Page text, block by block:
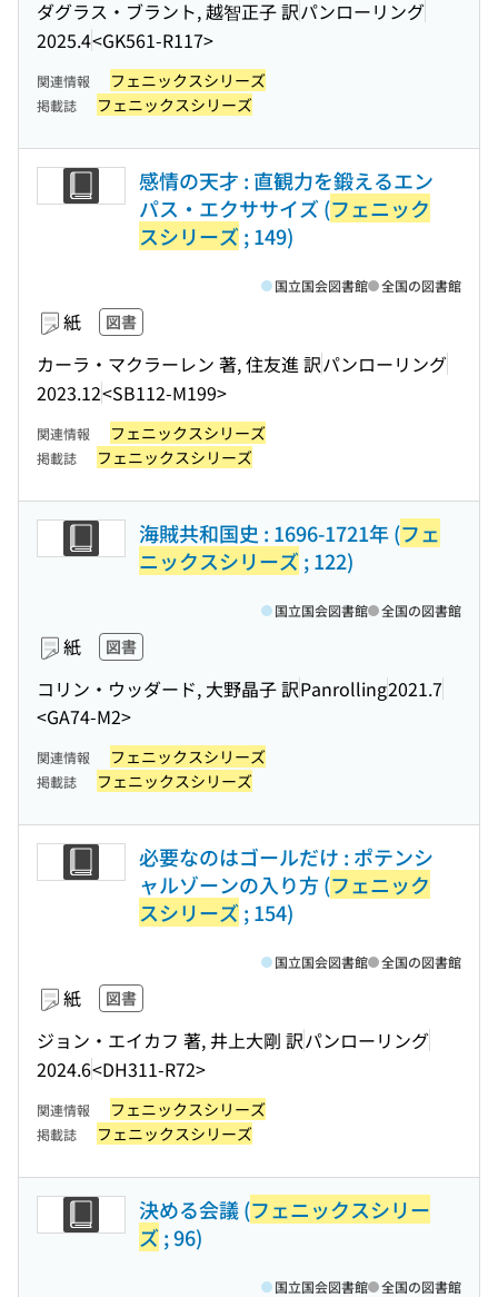
ダグラス・ブラント, 越智正子 訳パンローリング
2025.4<GK561-R117>
関連情報 フェニックスシリーズ
掲載誌 フェニックスシリーズ
感情の天才 : 直観力を鍛えるエン
パス・エクササイズ (フェニック
スシリーズ ; 149)
紙 図書
カーラ・マクラーレン 著, 住友進 訳パンローリング
2023.12<SB112-M199>
国立国会図書館 全国の図書館
関連情報 フェニックスシリーズ
掲載誌 フェニックスシリーズ
海賊共和国史 : 1696-1721年 (フェ
ニックスシリーズ ; 122)
紙 図書
コリン・ウッダード, 大野晶子 訳Panrolling2021.7
<GA74-M2>
国立国会図書館 全国の図書館
関連情報 フェニックスシリーズ
掲載誌 フェニックスシリーズ
必要なのはゴールだけ : ポテンシ
ャルゾーンの入り方 (フェニック
スシリーズ ; 154)
紙 図書
ジョン・エイカフ 著, 井上大剛 訳パンローリング
2024.6<DH311-R72>
国立国会図書館 全国の図書館
関連情報 フェニックスシリーズ
掲載誌 フェニックスシリーズ
決める会議 (フェニックスシリー
ズ ; 96)
国立国会図書館 全国の図書館